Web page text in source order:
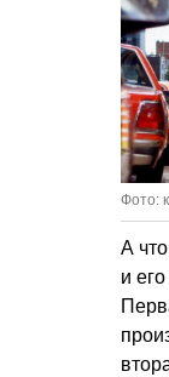
Фото:
А
и его